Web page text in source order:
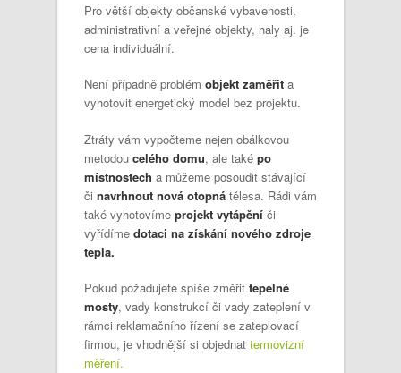
Pro větší objekty občanské vybavenosti,
administrativní a veřejné objekty, haly aj. je
cena individuální.
Není případně problém objekt zaměřit a
vyhotovit energetický model bez projektu.
Ztráty vám vypočteme nejen obálkovou
metodou celého domu, ale také po
místnostech a můžeme posoudit stávající
či navrhnout nová otopná tělesa. Rádi vám
také vyhotovíme projekt vytápění či
vyřídíme dotaci na získání nového zdroje
tepla.
Pokud požadujete spíše změřit tepelné
mosty, vady konstrukcí či vady zateplení v
rámci reklamačního řízení se zateplovací
firmou, je vhodnější si objednat termovizní
měření.